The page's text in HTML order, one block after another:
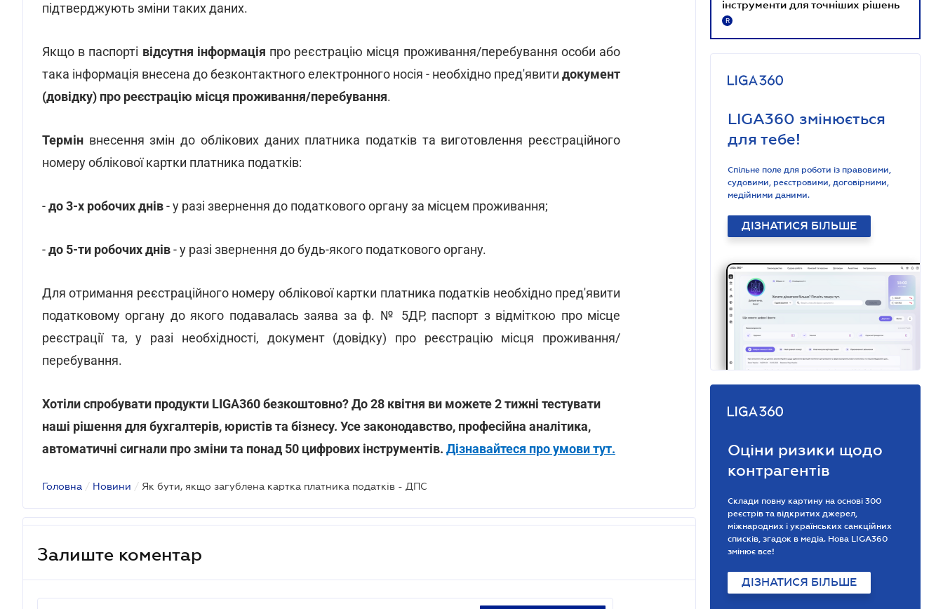
підтверджують зміни таких даних.
Якщо в паспорті відсутня інформація про реєстрацію місця проживання/перебування особи або
така інформація внесена до безконтактного електронного носія - необхідно пред'явити документ
(довідку) про реєстрацію місця проживання/перебування.
Термін внесення змін до облікових даних платника податків та виготовлення реєстраційного
номеру облікової картки платника податків:
-до 3-х робочих днів- у разі звернення до податкового органу за місцем проживання;
-до 5-ти робочих днів- у разі звернення до будь-якого податкового органу.
Для отримання реєстраційного номеру облікової картки платника податків необхідно пред'явити
податковому органу до якого подавалась заява за ф. № 5ДР, паспорт з відміткою про місце
реєстрації та, у разі необхідності, документ (довідку) про реєстрацію місця проживання/
перебування.
Хотіли спробувати продукти LIGA360 безкоштовно? До 28 квітня ви можете 2 тижні тестувати
наші рішення для бухгалтерів, юристів та бізнесу. Усе законодавство, професійна аналітика,
автоматичні сигнали про зміни та понад 50 цифрових інструментів. Дізнавайтеся про умови тут.
Головна / Новини / Як бути, якщо загублена картка платника податків - ДПС
Залиште коментар
інструменти для точніших рішень
R
LIGA360 змінюється
для тебе!
Спільне поле для роботи із правовими,
судовими, реєстровими, договірними,
медійними даними.
ДІЗНАТИСЯ БІЛЬШЕ
Оціни ризики щодо
контрагентів
Склади повну картину на основі 300
реєстрів та відкритих джерел,
міжнародних і українських санкційних
списків, згадок в медіа. Нова LIGA360
змінює все!
ДІЗНАТИСЯ БІЛЬШЕ